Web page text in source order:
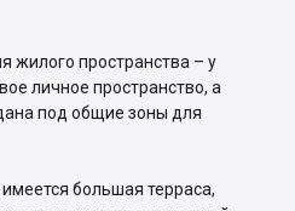
жилого пространства – у
личное пространство, а
под общие зоны для
большая терраса,